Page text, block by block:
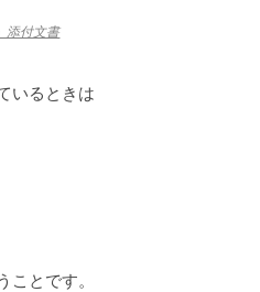
添付文書
いるときは
ことです。